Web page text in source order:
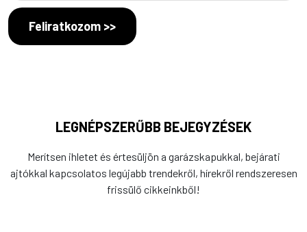
Feliratkozom >>
LEGNÉPSZERŰBB BEJEGYZÉSEK
Merítsen ihletet és értesüljön a garázskapukkal, bejárati
ajtókkal kapcsolatos legújabb trendekről, hírekről rendszeresen
frissülő cikkeinkből!